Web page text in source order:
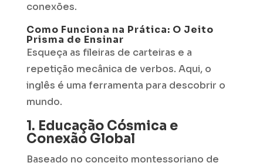
conexões.
Como Funciona na Prática: O Jeito
Prisma de Ensinar
Esqueça as fileiras de carteiras e a
repetição mecânica de verbos. Aqui, o
inglês é uma ferramenta para descobrir o
mundo.
1. Educação Cósmica e
Conexão Global
Baseado no conceito montessoriano de